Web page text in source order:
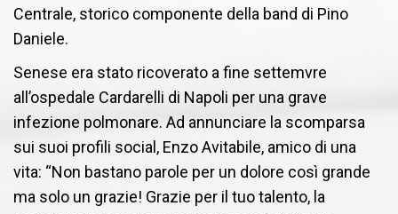
Centrale, storico componente della band di Pino
Daniele.
Senese era stato ricoverato a fine settemvre
all’ospedale Cardarelli di Napoli per una grave
infezione polmonare. Ad annunciare la scomparsa
sui suoi profili social, Enzo Avitabile, amico di una
vita: “Non bastano parole per un dolore così grande
ma solo un grazie! Grazie per il tuo talento, la